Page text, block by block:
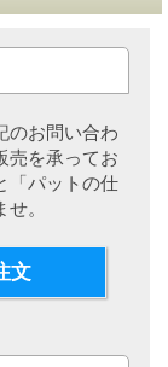
のお問い合わ
売を承ってお
「パットの仕
。
文